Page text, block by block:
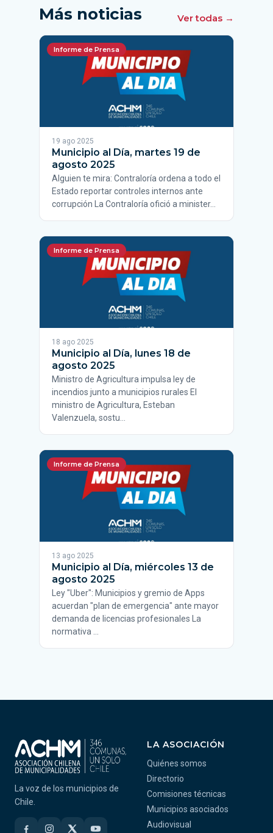
Más noticias Ver todas →
Informe de Prensa
19 ago 2025
Municipio al Día, martes 19 de
agosto 2025
Alguien te mira: Contraloría ordena a todo el
Estado reportar controles internos ante
corrupción La Contraloría ofició a minister…
Informe de Prensa
18 ago 2025
Municipio al Día, lunes 18 de
agosto 2025
Ministro de Agricultura impulsa ley de
incendios junto a municipios rurales El
ministro de Agricultura, Esteban
Valenzuela, sostu…
Informe de Prensa
13 ago 2025
Municipio al Día, miércoles 13 de
agosto 2025
Ley "Uber": Municipios y gremio de Apps
acuerdan "plan de emergencia" ante mayor
demanda de licencias profesionales La
normativa …
La voz de los municipios de
Chile.
LA ASOCIACIÓN
Quiénes somos
Directorio
Comisiones técnicas
Municipios asociados
Audiovisual